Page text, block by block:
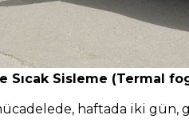
Sıcak Sisleme (Termal
haftada iki gün,